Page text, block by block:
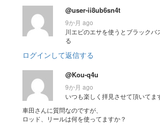
@user-ii8ub6sn4t
9か月 ago
川エビのエサを使うとブラックバ
る
ログインして返信する
@Kou-q4u
9か月 ago
いつも楽しく拝見させて頂いてま
車田さんに質問なのですが、
ロッド、リールは何を使ってますか？